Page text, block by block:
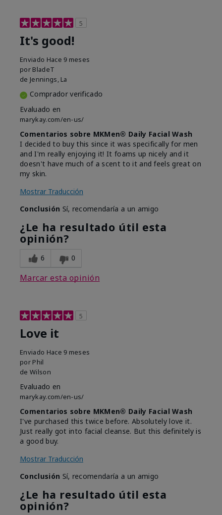
5
It's good!
Enviado Hace 9 meses
por BladeT
de Jennings, La
Comprador verificado
Evaluado en
marykay.com/en-us/
Comentarios sobre MKMen® Daily Facial Wash
I decided to buy this since it was specifically for men
and I'm really enjoying it! It foams up nicely and it
doesn't have much of a scent to it and feels great on
my skin.
Mostrar Traducción
Conclusión Sí, recomendaría a un amigo
¿Le ha resultado útil esta
opinión?
6 0
Marcar esta opinión
5
Love it
Enviado Hace 9 meses
por Phil
de Wilson
Evaluado en
marykay.com/en-us/
Comentarios sobre MKMen® Daily Facial Wash
I've purchased this twice before. Absolutely love it.
Just really got into facial cleanse. But this definitely is
a good buy.
Mostrar Traducción
Conclusión Sí, recomendaría a un amigo
¿Le ha resultado útil esta
opinión?